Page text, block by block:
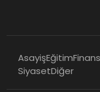
AsayişEğitimFinans
SiyasetDiğer